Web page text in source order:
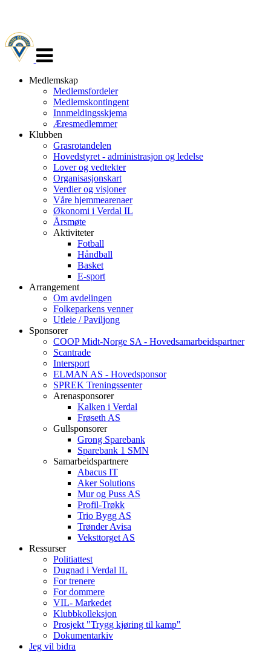
navigasjon
Medlemskap
Medlemsfordeler
Medlemskontingent
Innmeldingsskjema
Æresmedlemmer
Klubben
Grasrotandelen
Hovedstyret - administrasjon og ledelse
Lover og vedtekter
Organisasjonskart
Verdier og visjoner
Våre hjemmearenaer
Økonomi i Verdal IL
Årsmøte
Aktiviteter
Fotball
Håndball
Basket
E-sport
Arrangement
Om avdelingen
Folkeparkens venner
Utleie / Paviljong
Sponsorer
COOP Midt-Norge SA - Hovedsamarbeidspartner
Scantrade
Intersport
ELMAN AS - Hovedsponsor
SPREK Treningssenter
Arenasponsorer
Kalken i Verdal
Frøseth AS
Gullsponsorer
Grong Sparebank
Sparebank 1 SMN
Samarbeidspartnere
Abacus IT
Aker Solutions
Mur og Puss AS
Profil-Trøkk
Trio Bygg AS
Trønder Avisa
Veksttorget AS
Ressurser
Politiattest
Dugnad i Verdal IL
For trenere
For dommere
VIL- Markedet
Klubbkolleksjon
Prosjekt "Trygg kjøring til kamp"
Dokumentarkiv
Jeg vil bidra